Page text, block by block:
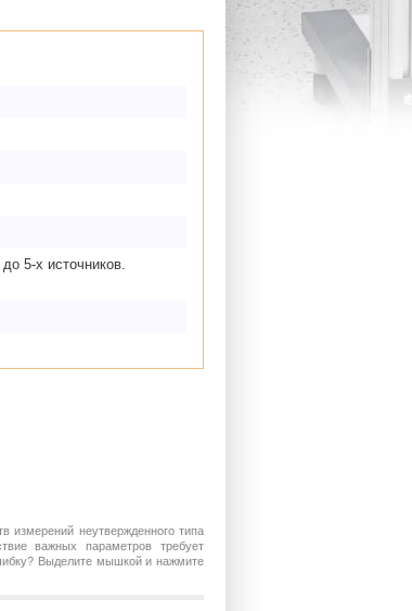
5-х источников.
измерений неутвержденного типа
важных параметров требует
Выделите мышкой и нажмите